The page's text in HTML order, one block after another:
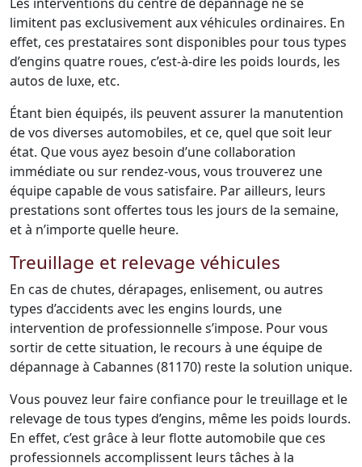
limitent pas exclusivement aux véhicules ordinaires. En
effet, ces prestataires sont disponibles pour tous types
d’engins quatre roues, c’est-à-dire les poids lourds, les
autos de luxe, etc.
Étant bien équipés, ils peuvent assurer la manutention
de vos diverses automobiles, et ce, quel que soit leur
état. Que vous ayez besoin d’une collaboration
immédiate ou sur rendez-vous, vous trouverez une
équipe capable de vous satisfaire. Par ailleurs, leurs
prestations sont offertes tous les jours de la semaine,
et à n’importe quelle heure.
Treuillage et relevage véhicules
En cas de chutes, dérapages, enlisement, ou autres
types d’accidents avec les engins lourds, une
intervention de professionnelle s’impose. Pour vous
sortir de cette situation, le recours à une équipe de
dépannage à Cabannes (81170) reste la solution unique.
Vous pouvez leur faire confiance pour le treuillage et le
relevage de tous types d’engins, même les poids lourds.
En effet, c’est grâce à leur flotte automobile que ces
professionnels accomplissent leurs tâches à la